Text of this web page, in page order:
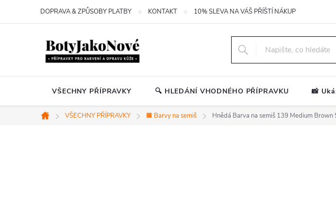
DOPRAVA & ZPŮSOBY PLATBY KONTAKT 10% SLEVA NA VÁŠ PŘÍŠTÍ NÁKUP
VŠECHNY PŘÍPRAVKY 🔍 HLEDÁNÍ VHODNÉHO PŘÍPRAVKU 📸
Domů
VŠECHNY PŘÍPRAVKY 🟧 Barvy na semiš Hnědá Barva na semiš 139 Medium Brown